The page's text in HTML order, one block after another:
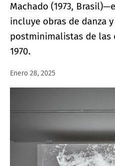
Machado (1973,
incluye obras de danza
postminimalistas de las
1970.
Enero 28, 2025